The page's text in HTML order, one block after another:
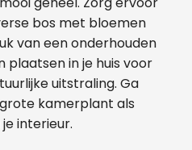
bos met bloemen
van een onderhouden
plaatsen in je huis voor
uitstraling. Ga
kamerplant als
interieur.